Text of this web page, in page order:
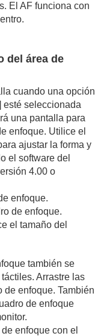
El AF funciona con
del área de
cuando una opción
esté seleccionada
una pantalla para
enfoque. Utilice el
ajustar la forma y
el software del
4.00 o
enfoque.
de enfoque.
el tamaño del
también se
Arrastre las
enfoque. También
de enfoque
enfoque con el